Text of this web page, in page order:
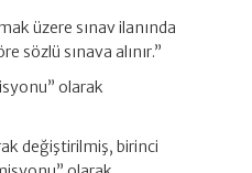
üzere sınav ilanında
sözlü sınava alınır.”
olarak
değiştirilmiş, birinci